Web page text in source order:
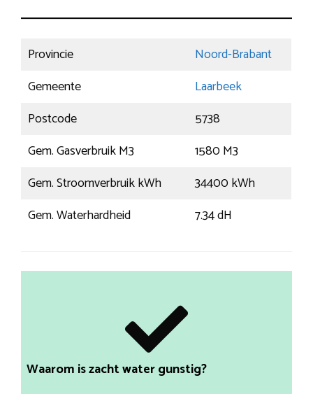
Provincie
Noord-Brabant
Gemeente
Laarbeek
Postcode
5738
Gem. Gasverbruik M3
1580 M3
Gem. Stroomverbruik kWh
34400 kWh
Gem. Waterhardheid
7.34 dH
Waarom is zacht water gunstig?